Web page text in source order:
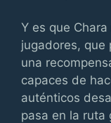
Y es que
jugadores, que
una
capaces de
auténticos
pasa en la ruta